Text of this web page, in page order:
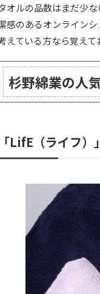
オルの品数はまだ少
感のあるオンライン
えている方なら覚えて
杉野綿業の人
「LifE（ライフ）」